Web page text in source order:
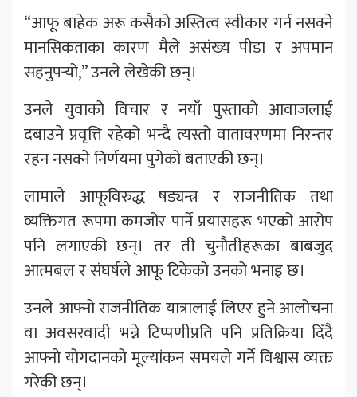
“आफू बाहेक अरू कसैको अस्तित्व स्वीकार गर्न नसक्ने
मानसिकताका कारण मैले असंख्य पीडा र अपमान
सहनुपर्‍यो,” उनले लेखेकी छन्।
उनले युवाको विचार र नयाँ पुस्ताको आवाजलाई
दबाउने प्रवृत्ति रहेको भन्दै त्यस्तो वातावरणमा निरन्तर
रहन नसक्ने निर्णयमा पुगेको बताएकी छन्।
लामाले आफूविरुद्ध षड्यन्त्र र राजनीतिक तथा
व्यक्तिगत रूपमा कमजोर पार्ने प्रयासहरू भएको आरोप
पनि लगाएकी छन्। तर ती चुनौतीहरूका बाबजुद
आत्मबल र संघर्षले आफू टिकेको उनको भनाइ छ।
उनले आफ्नो राजनीतिक यात्रालाई लिएर हुने आलोचना
वा अवसरवादी भन्ने टिप्पणीप्रति पनि प्रतिक्रिया दिँदै
आफ्नो योगदानको मूल्यांकन समयले गर्ने विश्वास व्यक्त
गरेकी छन्।